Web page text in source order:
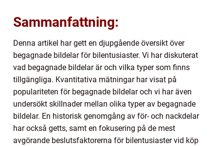
Sammanfattning:
Denna artikel har gett en djupgående översikt över
begagnade bildelar för bilentusiaster. Vi har diskuterat
vad begagnade bildelar är och vilka typer som finns
tillgängliga. Kvantitativa mätningar har visat på
populariteten för begagnade bildelar och vi har även
undersökt skillnader mellan olika typer av begagnade
bildelar. En historisk genomgång av för- och nackdelar
har också getts, samt en fokusering på de mest
avgörande beslutsfaktorerna för bilentusiaster vid köp